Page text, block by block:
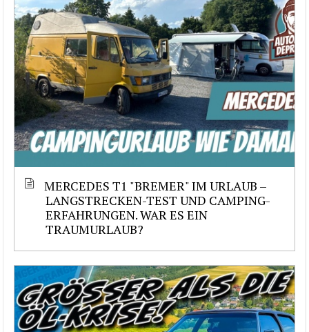
MERCEDES T1 "BREMER" IM URLAUB –
LANGSTRECKEN-TEST UND CAMPING-
ERFAHRUNGEN. WAR ES EIN
TRAUMURLAUB?